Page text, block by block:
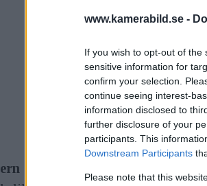
www.kamerabild.se -
If you wish to opt-out of
sensitive information for
confirm your selection.
continue seeing interest-
information disclosed to
further disclosure of your
participants. This
Downstream Participants
Please note that this
"The Black Hornet"
är tio